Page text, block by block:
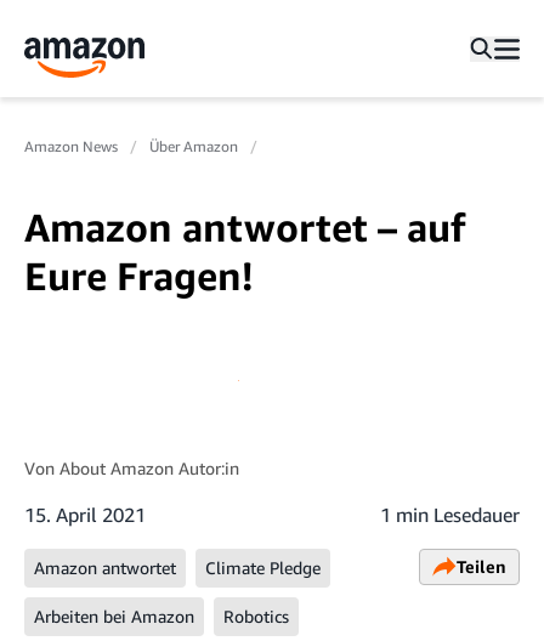
Amazon News Über Amazon
Amazon antwortet – auf
Eure Fragen!
Von About Amazon Autor:in
15. April 2021 1 min Lesedauer
Amazon antwortet Climate Pledge
Arbeiten bei Amazon Robotics
Teilen